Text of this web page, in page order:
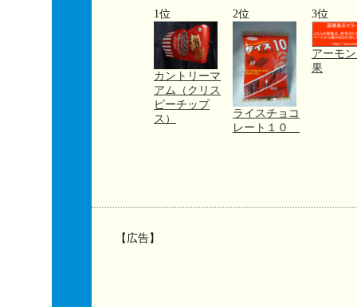
1位
カントリーマ
アム（クリス
ピーチップ
ス）
2位
ライスチョコ
レート１０
3位
アーモ
果
【広告】